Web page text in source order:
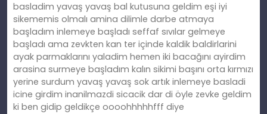
basladim yavaş yavaş bal kutusuna geldim eşi iyi
sikememis olmalı amina dilimle darbe atmaya
başladım inlemeye başladı seffaf sıvılar gelmeye
başladı ama zevkten kan ter içinde kaldik baldirlarini
ayak parmaklarını yaladim hemen iki bacağını ayirdim
arasina surmeye başladım kalın sikimi başını orta kırmızı
yerine surdum yavaş yavaş sok artık inlemeye basladi
icine girdim inanilmazdi sicacik dar di öyle zevke geldim
ki ben gidip geldikçe oooohhhhhfff diye